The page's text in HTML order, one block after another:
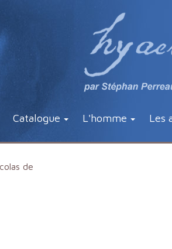
Catalogue L'homme Les
de